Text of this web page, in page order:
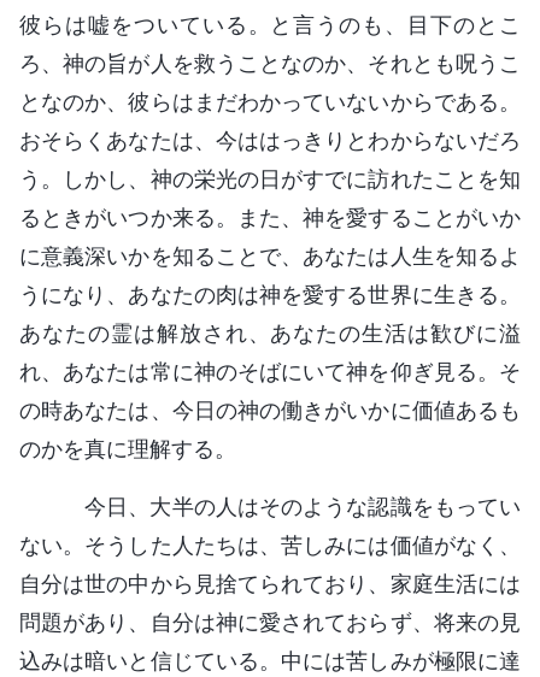
彼らは嘘をついている。と言うのも、目下のとこ
ろ、神の旨が人を救うことなのか、それとも呪うこ
となのか、彼らはまだわかっていないからである。
おそらくあなたは、今ははっきりとわからないだろ
う。しかし、神の栄光の日がすでに訪れたことを知
るときがいつか来る。また、神を愛することがいか
に意義深いかを知ることで、あなたは人生を知るよ
うになり、あなたの肉は神を愛する世界に生きる。
あなたの霊は解放され、あなたの生活は歓びに溢
れ、あなたは常に神のそばにいて神を仰ぎ見る。そ
の時あなたは、今日の神の働きがいかに価値あるも
のかを真に理解する。
今日、大半の人はそのような認識をもってい
ない。そうした人たちは、苦しみには価値がなく、
自分は世の中から見捨てられており、家庭生活には
問題があり、自分は神に愛されておらず、将来の見
込みは暗いと信じている。中には苦しみが極限に達